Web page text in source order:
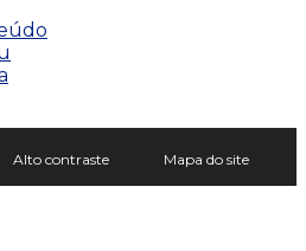
Alto contraste Mapa do site